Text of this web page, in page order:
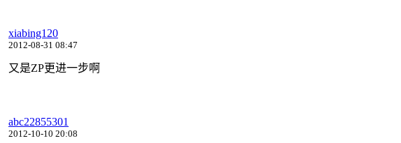
xiabing120
2012-08-31 08:47
又是ZP更进一步啊
abc22855301
2012-10-10 20:08